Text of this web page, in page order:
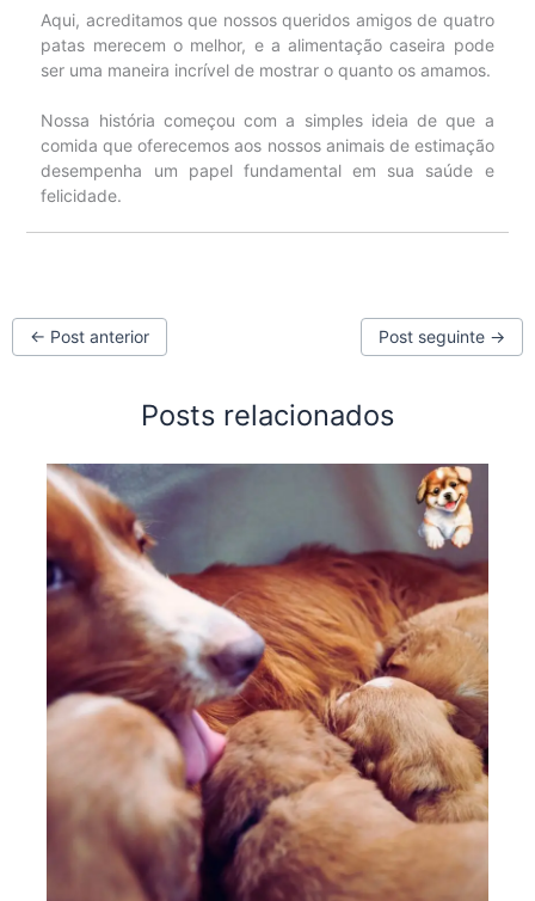
Aqui, acreditamos que nossos queridos amigos de quatro
patas merecem o melhor, e a alimentação caseira pode
ser uma maneira incrível de mostrar o quanto os amamos.
Nossa história começou com a simples ideia de que a
comida que oferecemos aos nossos animais de estimação
desempenha um papel fundamental em sua saúde e
felicidade.
← Post anterior Post seguinte →
Posts relacionados